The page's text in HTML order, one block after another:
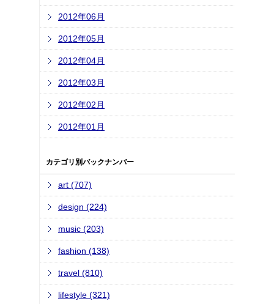
2012年06月
2012年05月
2012年04月
2012年03月
2012年02月
2012年01月
カテゴリ別バックナンバー
art (707)
design (224)
music (203)
fashion (138)
travel (810)
lifestyle (321)